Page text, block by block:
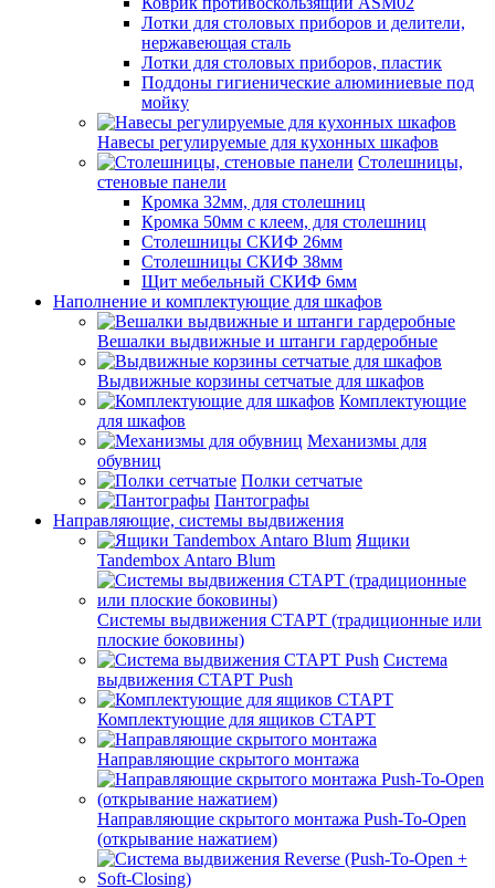
Лотки для столовых приборов и делители,
нержавеющая сталь
Лотки для столовых приборов, пластик
Поддоны гигиенические алюминиевые под
мойку
Навесы регулируемые для кухонных шкафов
Столешницы,
стеновые панели
Кромка 32мм, для столешниц
Кромка 50мм с клеем, для столешниц
Столешницы СКИФ 26мм
Столешницы СКИФ 38мм
Щит мебельный СКИФ 6мм
Наполнение и комплектующие для шкафов
Вешалки выдвижные и штанги гардеробные
Выдвижные корзины сетчатые для шкафов
Комплектующие
для шкафов
Механизмы для
обувниц
Полки сетчатые
Пантографы
Направляющие, системы выдвижения
Ящики
Tandembox Antaro Blum
Системы выдвижения СТАРТ (традиционные или
плоские боковины)
Система
выдвижения СТАРТ Push
Комплектующие для ящиков СТАРТ
Направляющие скрытого монтажа
Направляющие скрытого монтажа Push-To-Open
(открывание нажатием)